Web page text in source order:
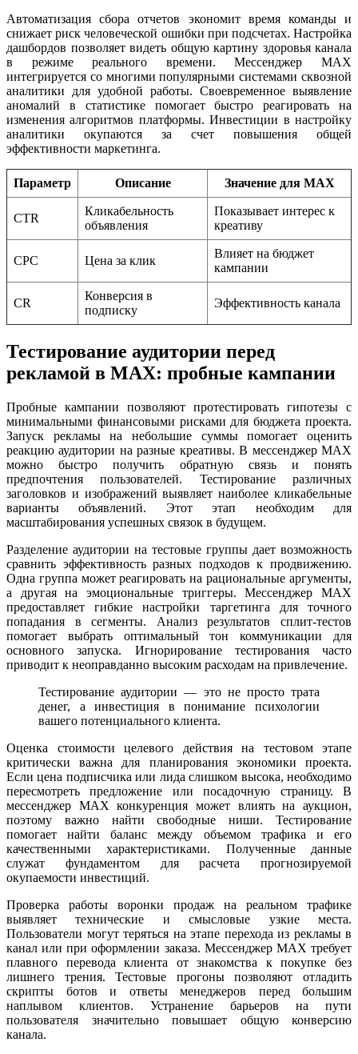
Автоматизация сбора отчетов экономит время команды и
снижает риск человеческой ошибки при подсчетах. Настройка
дашбордов позволяет видеть общую картину здоровья канала
в режиме реального времени. Мессенджер MAX
интегрируется со многими популярными системами сквозной
аналитики для удобной работы. Своевременное выявление
аномалий в статистике помогает быстро реагировать на
изменения алгоритмов платформы. Инвестиции в настройку
аналитики окупаются за счет повышения общей
эффективности маркетинга.
Параметр Описание Значение для MAX
CTR
Кликабельность
объявления
Показывает интерес к
креативу
CPC Цена за клик
Влияет на бюджет
кампании
CR
Конверсия в
подписку
Эффективность канала
Тестирование аудитории перед
рекламой в MAX: пробные кампании
Пробные кампании позволяют протестировать гипотезы с
минимальными финансовыми рисками для бюджета проекта.
Запуск рекламы на небольшие суммы помогает оценить
реакцию аудитории на разные креативы. В мессенджер MAX
можно быстро получить обратную связь и понять
предпочтения пользователей. Тестирование различных
заголовков и изображений выявляет наиболее кликабельные
варианты объявлений. Этот этап необходим для
масштабирования успешных связок в будущем.
Разделение аудитории на тестовые группы дает возможность
сравнить эффективность разных подходов к продвижению.
Одна группа может реагировать на рациональные аргументы,
а другая на эмоциональные триггеры. Мессенджер MAX
предоставляет гибкие настройки таргетинга для точного
попадания в сегменты. Анализ результатов сплит-тестов
помогает выбрать оптимальный тон коммуникации для
основного запуска. Игнорирование тестирования часто
приводит к неоправданно высоким расходам на привлечение.
Тестирование аудитории — это не просто трата
денег, а инвестиция в понимание психологии
вашего потенциального клиента.
Оценка стоимости целевого действия на тестовом этапе
критически важна для планирования экономики проекта.
Если цена подписчика или лида слишком высока, необходимо
пересмотреть предложение или посадочную страницу. В
мессенджер MAX конкуренция может влиять на аукцион,
поэтому важно найти свободные ниши. Тестирование
помогает найти баланс между объемом трафика и его
качественными характеристиками. Полученные данные
служат фундаментом для расчета прогнозируемой
окупаемости инвестиций.
Проверка работы воронки продаж на реальном трафике
выявляет технические и смысловые узкие места.
Пользователи могут теряться на этапе перехода из рекламы в
канал или при оформлении заказа. Мессенджер MAX требует
плавного перевода клиента от знакомства к покупке без
лишнего трения. Тестовые прогоны позволяют отладить
скрипты ботов и ответы менеджеров перед большим
наплывом клиентов. Устранение барьеров на пути
пользователя значительно повышает общую конверсию
канала.